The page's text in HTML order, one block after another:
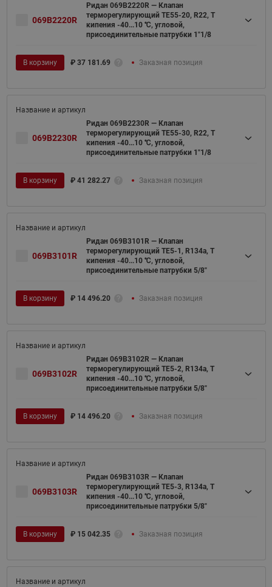
069B2220R
Ридан 069B2220R — Клапан
терморегулирующий TE55-20, R22, T
кипения -40...10 ℃, угловой,
присоединительные патрубки 1"1/8
В корзину ₽ 37 181.69 Заказная позиция
069B2230R
Ридан 069B2230R — Клапан
терморегулирующий TE55-30, R22, T
кипения -40...10 ℃, угловой,
присоединительные патрубки 1"1/8
В корзину ₽ 41 282.27 Заказная позиция
069B3101R
Ридан 069B3101R — Клапан
терморегулирующий TE5-1, R134a, T
кипения -40...10 ℃, угловой,
присоединительные патрубки 5/8"
В корзину ₽ 14 496.20 Заказная позиция
069B3102R
Ридан 069B3102R — Клапан
терморегулирующий TE5-2, R134a, T
кипения -40...10 ℃, угловой,
присоединительные патрубки 5/8"
В корзину ₽ 14 496.20 Заказная позиция
069B3103R
Ридан 069B3103R — Клапан
терморегулирующий TE5-3, R134a, T
кипения -40...10 ℃, угловой,
присоединительные патрубки 5/8"
В корзину ₽ 15 042.35 Заказная позиция